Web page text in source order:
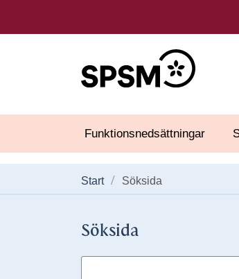
Funktionsnedsättningar
Start Söksida
Söksida